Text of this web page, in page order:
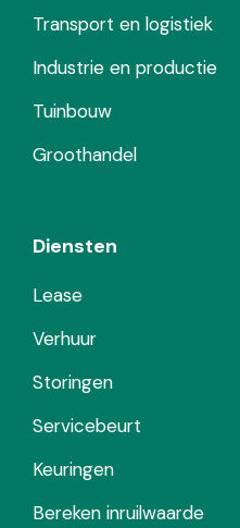
Transport en logistiek
Industrie en productie
Tuinbouw
Groothandel
Diensten
Lease
Verhuur
Storingen
Servicebeurt
Keuringen
Bereken inruilwaarde